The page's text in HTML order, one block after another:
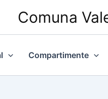
Comuna
Compartimente